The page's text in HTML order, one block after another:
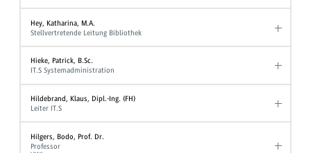
Hey, Katharina, M.A.
Stellvertretende Leitung Bibliothek
Hieke, Patrick, B.Sc.
IT.S Systemadministration
Hildebrand, Klaus, Dipl.-Ing. (FH)
Leiter IT.S
Hilgers, Bodo, Prof. Dr.
Professor